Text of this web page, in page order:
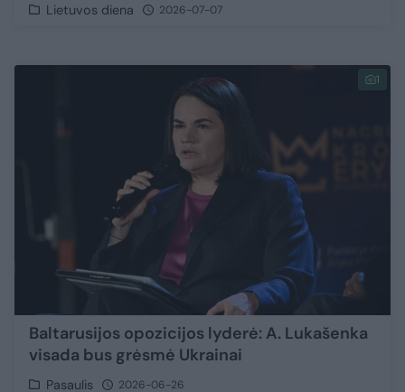
Lietuvos diena 2026-07-07
1
Baltarusijos opozicijos lyderė: A. Lukašenka
visada bus grėsmė Ukrainai
Pasaulis 2026-06-26